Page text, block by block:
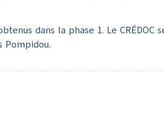
dans la phase 1. Le CRÉDOC
Pompidou.